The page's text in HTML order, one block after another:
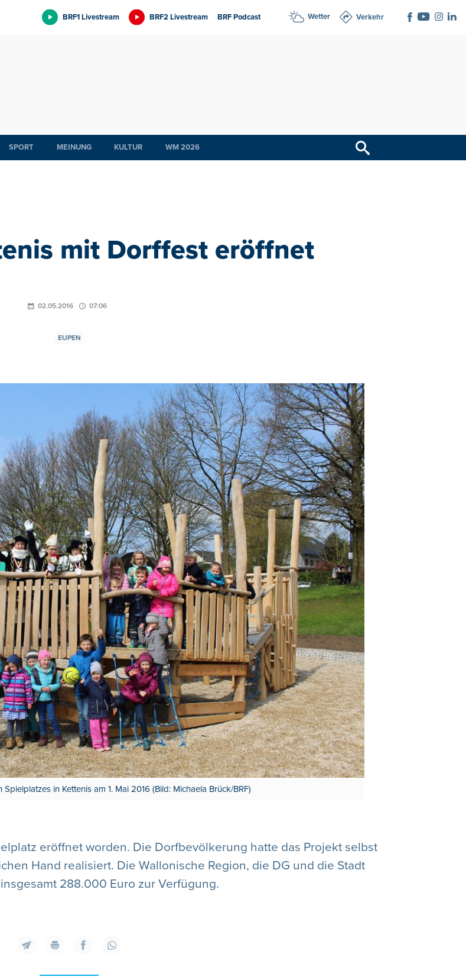
BRF1 Livestream BRF2 Livestream BRF Podcast Wetter Verkehr
SPORT MEINUNG KULTUR WM 2026
mit Dorffest eröffnet
02.05.2016 07:06
EUPEN
in Kettenis am 1. Mai 2016 (Bild: Michaela Brück/BRF)
eröffnet worden. Die Dorfbevölkerung hatte das Projekt selbst
Hand realisiert. Die Wallonische Region, die DG und die Stadt
288.000 Euro zur Verfügung.